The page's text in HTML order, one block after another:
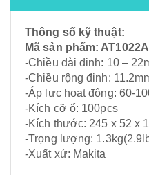
Thông số kỹ thuật:
Mã sản phẩm:
-Chiều dài đinh: 10 –
-Chiều rộng đinh:
-Áp lực hoạt động: 60-
-Kích cỡ ổ: 100pcs
-Kích thước: 245 x 52 x
-Trọng lượng:
-Xuất xứ: Makita